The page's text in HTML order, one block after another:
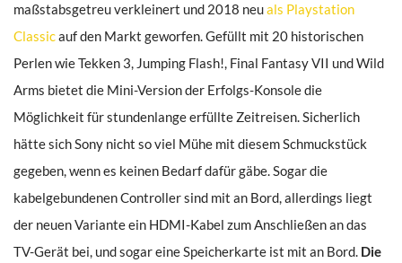
maßstabsgetreu verkleinert und 2018 neuals Playstation
Classicauf den Markt geworfen. Gefüllt mit 20 historischen
Perlen wie Tekken 3, Jumping Flash!, Final Fantasy VII und Wild
Arms bietet die Mini-Version der Erfolgs-Konsole die
Möglichkeit für stundenlange erfüllte Zeitreisen. Sicherlich
hätte sich Sony nicht so viel Mühe mit diesem Schmuckstück
gegeben, wenn es keinen Bedarf dafür gäbe. Sogar die
kabelgebundenen Controller sind mit an Bord, allerdings liegt
der neuen Variante ein HDMI-Kabel zum Anschließen an das
TV-Gerät bei, und sogar eine Speicherkarte ist mit an Bord. Die